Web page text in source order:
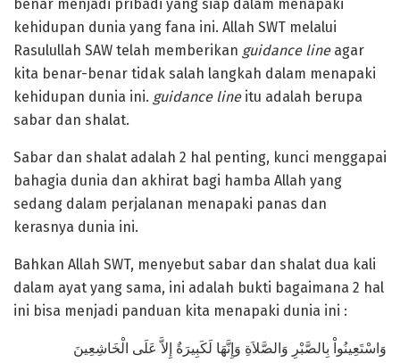
benar menjadi pribadi yang siap dalam menapaki
kehidupan dunia yang fana ini. Allah SWT melalui
Rasulullah SAW telah memberikan guidance line agar
kita benar-benar tidak salah langkah dalam menapaki
kehidupan dunia ini. guidance lineitu adalah berupa
sabar dan shalat.
Sabar dan shalat adalah 2 hal penting, kunci menggapai
bahagia dunia dan akhirat bagi hamba Allah yang
sedang dalam perjalanan menapaki panas dan
kerasnya dunia ini.
Bahkan Allah SWT, menyebut sabar dan shalat dua kali
dalam ayat yang sama, ini adalah bukti bagaimana 2 hal
ini bisa menjadi panduan kita menapaki dunia ini :
وَاسْتَعِينُواْ بِالصَّبْرِ وَالصَّلاَةِ وَإِنَّهَا لَكَبِيرَةٌ إِلاَّ عَلَى الْخَاشِعِينَ